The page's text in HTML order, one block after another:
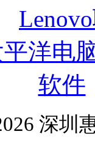
平洋电
软件
深圳